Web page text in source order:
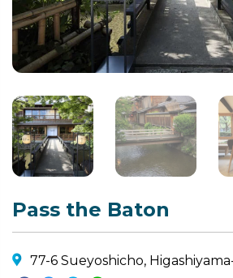
Pass the Baton
77-6 Sueyoshicho,